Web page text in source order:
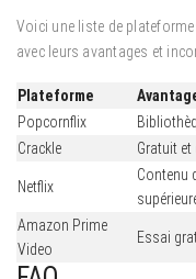
Voici une liste de
avec leurs avantages et
Plateforme
Popcornflix
Crackle
Gratuit et
Netflix
Contenu
Amazon Prime
Video
Essai